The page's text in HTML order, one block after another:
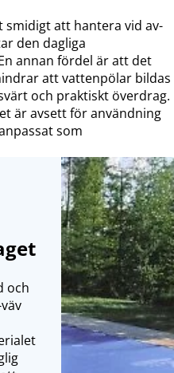
smidigt att hantera vid av-
den dagliga
annan fördel är att det
att vattenpölar bildas
och praktiskt överdrag.
är avsett för användning
som
och